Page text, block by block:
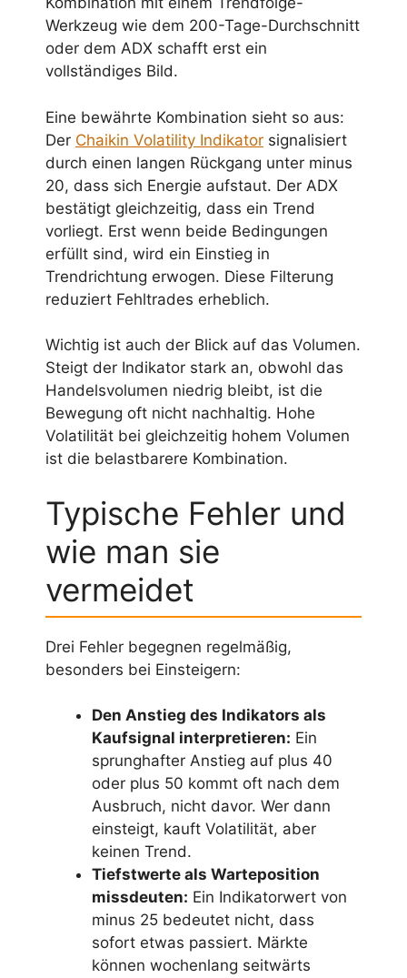
Werkzeug wie dem 200-Tage-Durchschnitt
oder dem ADX schafft erst ein
vollständiges Bild.
Eine bewährte Kombination sieht so aus:
Der Chaikin Volatility Indikator signalisiert
durch einen langen Rückgang unter minus
20, dass sich Energie aufstaut. Der ADX
bestätigt gleichzeitig, dass ein Trend
vorliegt. Erst wenn beide Bedingungen
erfüllt sind, wird ein Einstieg in
Trendrichtung erwogen. Diese Filterung
reduziert Fehltrades erheblich.
Wichtig ist auch der Blick auf das Volumen.
Steigt der Indikator stark an, obwohl das
Handelsvolumen niedrig bleibt, ist die
Bewegung oft nicht nachhaltig. Hohe
Volatilität bei gleichzeitig hohem Volumen
ist die belastbarere Kombination.
Typische Fehler und
wie man sie
vermeidet
Drei Fehler begegnen regelmäßig,
besonders bei Einsteigern:
Den Anstieg des Indikators als
Kaufsignal interpretieren: Ein
sprunghafter Anstieg auf plus 40
oder plus 50 kommt oft nach dem
Ausbruch, nicht davor. Wer dann
einsteigt, kauft Volatilität, aber
keinen Trend.
Tiefstwerte als Warteposition
missdeuten: Ein Indikatorwert von
minus 25 bedeutet nicht, dass
sofort etwas passiert. Märkte
können wochenlang seitwärts